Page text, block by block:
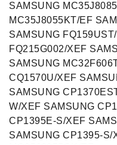
SAMSUNG
MC35J8055KT/EF
SAMSUNG
FQ215G002/XEF
SAMSUNG
CQ1570U/XEF
SAMSUNG
W/XEF SAMSUNG
CP1395E-S/XEF
SAMSUNG CP1395-S/